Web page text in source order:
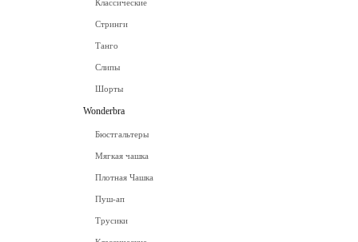
Классические
Стринги
Танго
Слипы
Шорты
Wonderbra
Бюстгальтеры
Мягкая чашка
Плотная Чашка
Пуш-ап
Трусики